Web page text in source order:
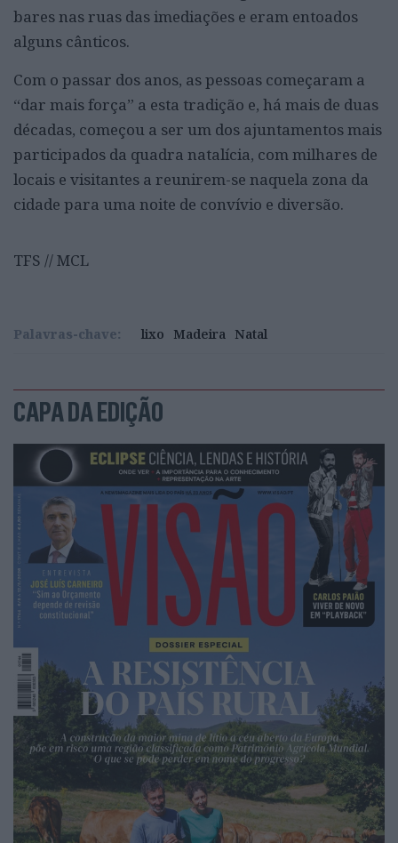
bares nas ruas das imediações e eram entoados
alguns cânticos.
Com o passar dos anos, as pessoas começaram a
“dar mais força” a esta tradição e, há mais de duas
décadas, começou a ser um dos ajuntamentos mais
participados da quadra natalícia, com milhares de
locais e visitantes a reunirem-se naquela zona da
cidade para uma noite de convívio e diversão.
TFS // MCL
Palavras-chave: lixo Madeira Natal
CAPA DA EDIÇÃO